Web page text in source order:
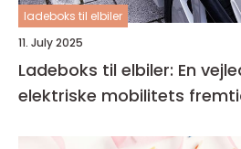
ladeboks til elbiler
11. July 2025
Ladeboks til elbiler: En
elektriske mobilitets